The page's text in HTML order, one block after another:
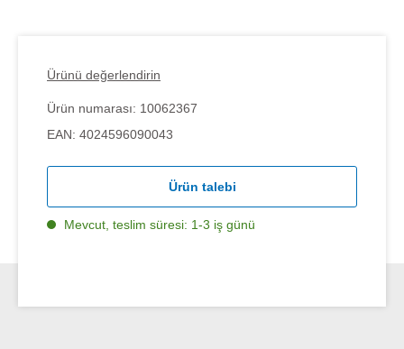
Ürünü değerlendirin
Ürün numarası: 10062367
EAN: 4024596090043
Ürün talebi
Mevcut, teslim süresi: 1-3 iş günü